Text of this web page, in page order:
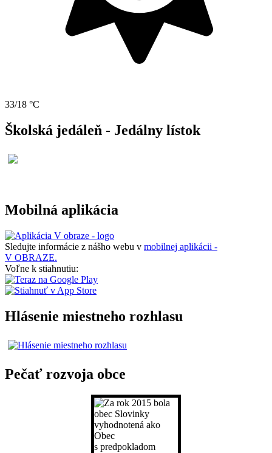
33/18 °C
Školská jedáleň - Jedálny lístok
Mobilná aplikácia
Sledujte informácie z nášho webu v mobilnej aplikácii -
V OBRAZE.
Voľne k stiahnutiu:
Hlásenie miestneho rozhlasu
Pečať rozvoja obce